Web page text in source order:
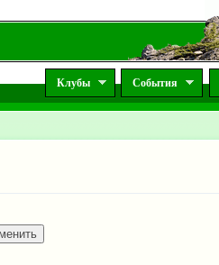
Клубы События